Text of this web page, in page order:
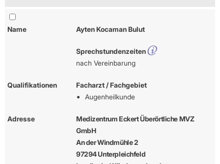
Name Ayten Kocaman Bulut
Sprechstundenzeiten
nach Vereinbarung
Qualifikationen
Facharzt / Fachgebiet
Augenheilkunde
Adresse
Medizentrum Eckert Überörtliche MVZ
GmbH
An der Windmühle 2
97294 Unterpleichfeld